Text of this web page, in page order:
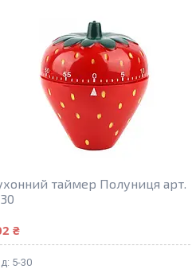
таймер Полуниця арт.
₴
5-30